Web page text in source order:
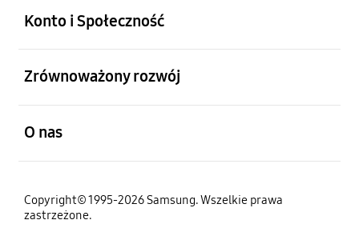
Konto i Społeczność
Zrównoważony rozwój
O nas
Copyright© 1995-2026 Samsung. Wszelkie prawa
zastrzeżone.